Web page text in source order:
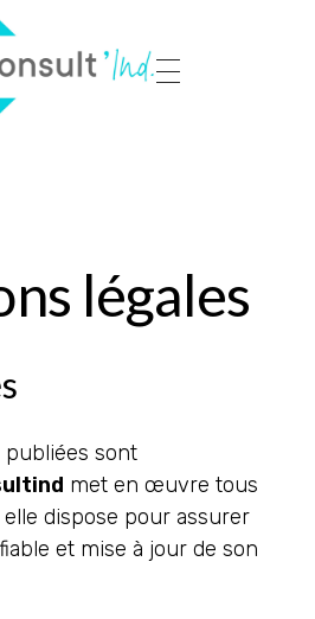
légales
sont
met en œuvre tous
dispose pour assurer
et mise à jour de son
cookies